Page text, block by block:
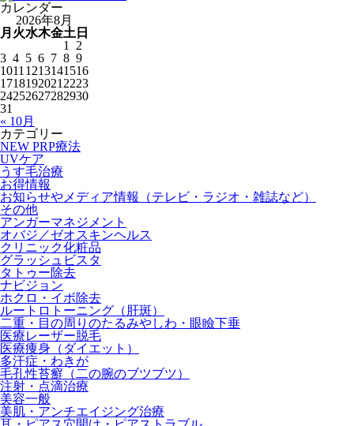
カレンダー
2026年8月
月 火水木金土 日
1
2
3 4 5 6 7 8 9
1011 1213141516
1718192021 2223
24252627282930
31
« 10月
カテゴリー
NEW PRP療法
UVケア
うす毛治療
お得情報
お知らせやメディア情報（テレビ・ラジオ・雑誌など）
その他
アンガーマネジメント
オバジ／ゼオスキンヘルス
クリニック化粧品
グラッシュビスタ
タトゥー除去
ナビジョン
ホクロ・イボ除去
ルートロトーニング（肝斑）
二重・目の周りのたるみやしわ・眼瞼下垂
医療レーザー脱毛
医療痩身（ダイエット）
多汗症・わきが
毛孔性苔癬（二の腕のブツブツ）
注射・点滴治療
美容一般
美肌・アンチエイジング治療